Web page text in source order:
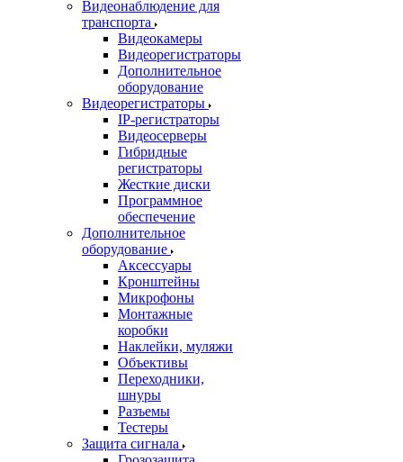
Видеонаблюдение для
транспорта
Видеокамеры
Видеорегистраторы
Дополнительное
оборудование
Видеорегистраторы
IP-регистраторы
Видеосерверы
Гибридные
регистраторы
Жесткие диски
Программное
обеспечение
Дополнительное
оборудование
Аксессуары
Кронштейны
Микрофоны
Монтажные
коробки
Наклейки, муляжи
Объективы
Переходники,
шнуры
Разъемы
Тестеры
Защита сигнала